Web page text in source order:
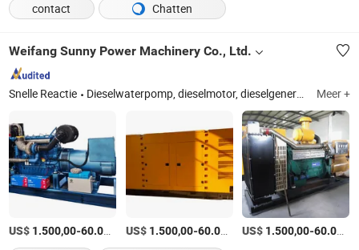
contact Chatten
Weifang Sunny Power Machinery Co., Ltd.
Snelle Reactie Dieselwaterpomp, dieselmotor, dieselgenerator, nooddieselgenerator, irrigatiepomp, zware dieselgenerator, zelfaanzuigende waterpomp, stille dieselgenerator, dompelpomp, draagbare generator Meer +
US$ 1.500,00-60.000,00 /Set
US$ 1.500,00-60.000,00 /Set
US$ 1.500,00-60.000,00